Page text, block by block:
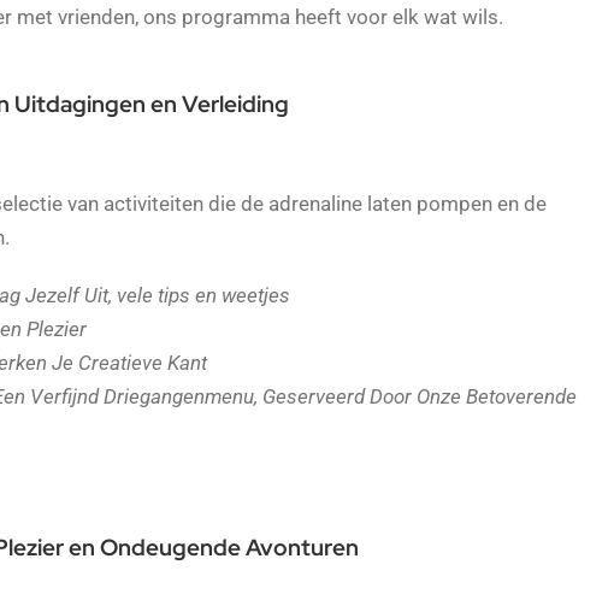
met vrienden, ons programma heeft voor elk wat wils.
Uitdagingen en Verleiding
van activiteiten die de adrenaline laten pompen en de
Jezelf Uit, vele tips en weetjes
Plezier
Je Creatieve Kant
Verfijnd Driegangenmenu, Geserveerd Door Onze Betoverende
en Ondeugende Avonturen